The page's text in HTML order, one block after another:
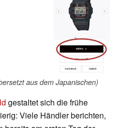
aus dem Japanischen)
gestaltet sich die frühe
Viele Händler berichten,